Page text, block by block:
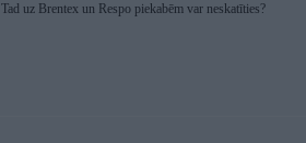
Tad uz Brentex un Respo piekabēm var neskatīties?